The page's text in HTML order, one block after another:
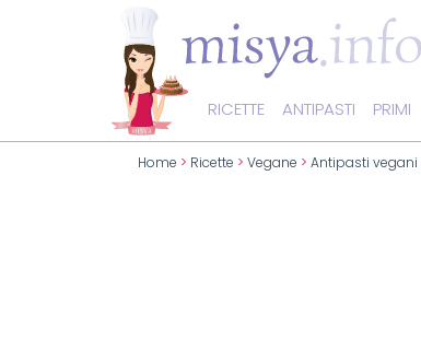
RICETTE ANTIPASTI PRIMI
Home > Ricette > Vegane > Antipasti vegani